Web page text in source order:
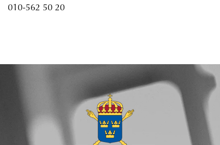
010-562 50 20